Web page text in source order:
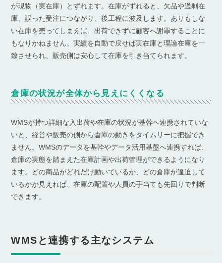
が現物（実在庫）とずれます。在庫がずれると、欠品や過剰在
庫、誤った受注につながり、後工程に波及します。ありもしな
い在庫を売ってしまえば、出荷できずに顧客へ謝罪することに
もなりかねません。実績を自動で戻せば実在庫と理論在庫を一
致させられ、販売側は安心して在庫を引き当てられます。
倉庫の状況が全体から見えにくくなる
WMSが持つ詳細な入出荷や在庫の状況が基幹へ連携されていな
いと、経営や販売の側から倉庫の動きをタイムリーに把握でき
ません。WMSのデータを基幹やデータ活用基盤へ連携すれば、
倉庫の実態を踏まえた在庫計画や出荷管理ができるようになり
ます。どの商品がどれだけ動いているか、どの倉庫が逼迫して
いるかが見えれば、在庫の配置や人員の手当ても先回りで判断
できます。
WMSと連携する主なシステム